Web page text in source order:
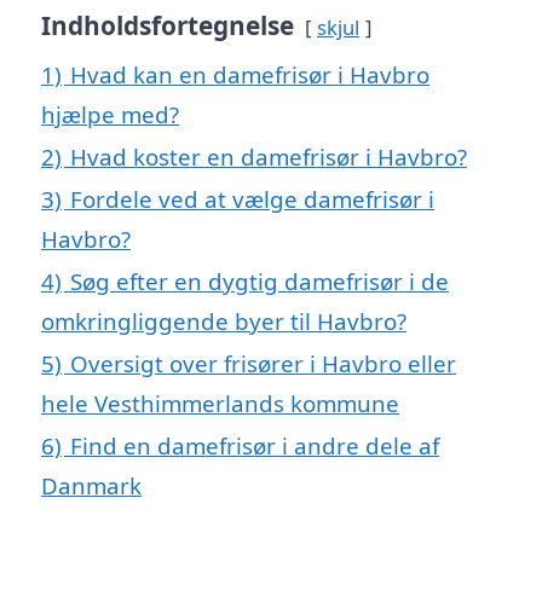
Indholdsfortegnelse skjul
1) Hvad kan en damefrisør i Havbro
hjælpe med?
2) Hvad koster en damefrisør i Havbro?
3) Fordele ved at vælge damefrisør i
Havbro?
4) Søg efter en dygtig damefrisør i de
omkringliggende byer til Havbro?
5) Oversigt over frisører i Havbro eller
hele Vesthimmerlands kommune
6) Find en damefrisør i andre dele af
Danmark